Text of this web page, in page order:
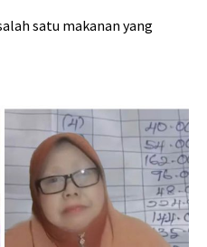
satu makanan yang